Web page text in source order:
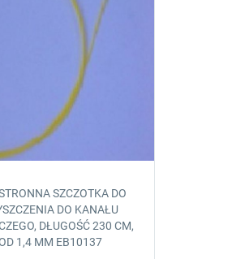
SZCZOTKA DO
DO KANAŁU
DŁUGOŚĆ 230 CM,
1,4 MM EB10137